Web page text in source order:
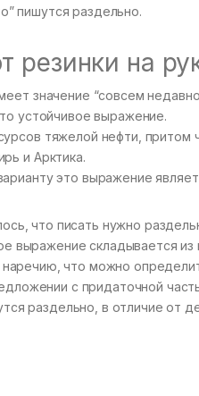
пишутся раздельно.
резинки на
значение “совсем
устойчивое выражение.
тяжелой нефти, притом
и Арктика.
это выражение
что писать нужно
выражение складывается из
наречию, что можно
с придаточной
раздельно, в отличие от